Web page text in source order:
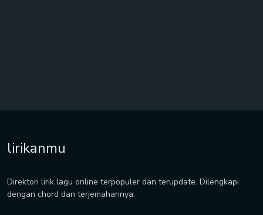
lirikanmu
Direktori lirik lagu online terpopuler dan terupdate. Dilengkapi
dengan chord dan terjemahannya.